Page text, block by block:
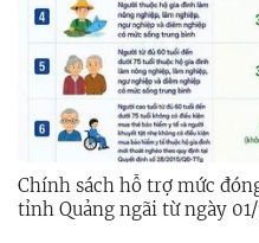
Chính sách hỗ trợ mức
tỉnh Quảng ngãi từ ngày